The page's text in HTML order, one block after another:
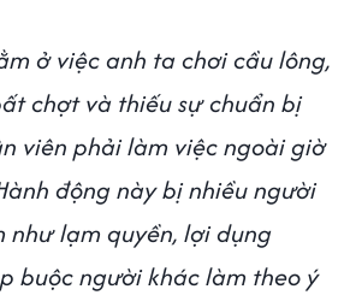
ở việc anh ta chơi cầu lông,
chợt và thiếu sự chuẩn bị
viên phải làm việc ngoài giờ
động này bị nhiều người
như lạm quyền, lợi dụng
buộc người khác làm theo ý